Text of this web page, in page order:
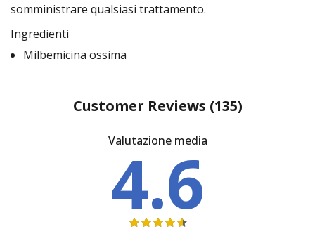
somministrare qualsiasi trattamento.
Ingredienti
Milbemicina ossima
Customer Reviews (135)
Valutazione media
4.6